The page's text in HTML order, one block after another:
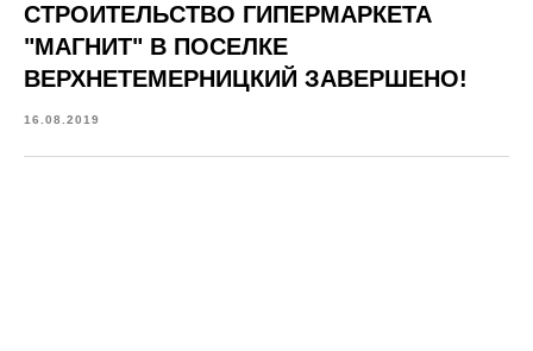
СТРОИТЕЛЬСТВО ГИПЕРМАРКЕТА
"МАГНИТ" В ПОСЕЛКЕ
ВЕРХНЕТЕМЕРНИЦКИЙ ЗАВЕРШЕНО!
16.08.2019